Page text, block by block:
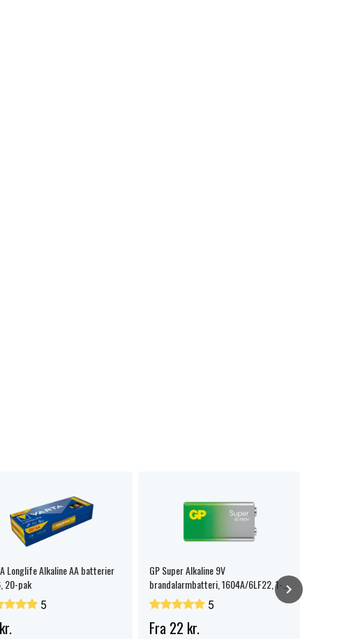
Longlife Alkaline AA batterier
20-pak
5
GP Super Alkaline 9V
brandalarmbatteri, 1604A/6LF22, 1-
pak.
5
Fra 22 kr.